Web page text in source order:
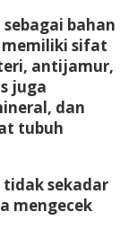
bahan
memiliki sifat
antijamur,
juga
dan
tubuh
sekadar
mengecek